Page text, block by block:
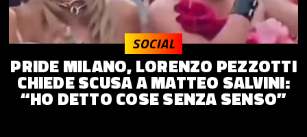
PRIDE MILANO, LORENZO PEZZOTTI
CHIEDE SCUSA A MATTEO SALVINI:
“HO DETTO COSE SENZA SENSO”
SOCIAL